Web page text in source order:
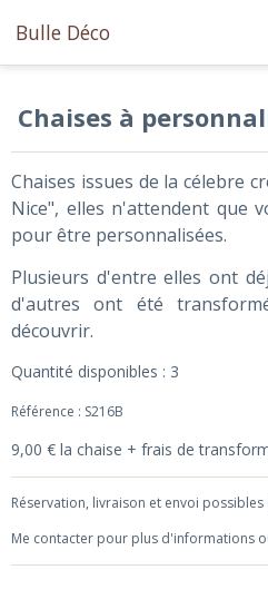
Bulle Déco
Chaises à
Chaises issues de la célebre
Nice", elles n'attendent que
pour être personnalisées.
Plusieurs d'entre elles ont
d'autres ont été
découvrir.
Quantité disponibles : 3
Référence : S216B
9,00 € la chaise + frais de
Réservation, livraison et envoi
Me contacter pour plus d'informations